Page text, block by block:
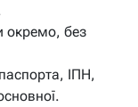
окремо, без
ІПН,